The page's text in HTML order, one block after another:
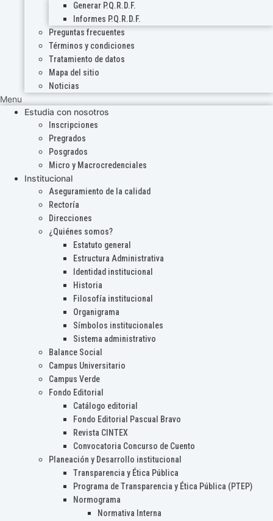
Generar P.Q.R.D.F.
Informes P.Q.R.D.F.
Preguntas frecuentes
Términos y condiciones
Tratamiento de datos
Mapa del sitio
Noticias
Menu
Estudia con nosotros
Inscripciones
Pregrados
Posgrados
Micro y Macrocredenciales
Institucional
Aseguramiento de la calidad
Rectoría
Direcciones
¿Quiénes somos?
Estatuto general
Estructura Administrativa
Identidad institucional
Historia
Filosofía institucional
Organigrama
Símbolos institucionales
Sistema administrativo
Balance Social
Campus Universitario
Campus Verde
Fondo Editorial
Catálogo editorial
Fondo Editorial Pascual Bravo
Revista CINTEX
Convocatoria Concurso de Cuento
Planeación y Desarrollo institucional
Transparencia y Ética Pública
Programa de Transparencia y Ética Pública (PTEP)
Normograma
Normativa Interna